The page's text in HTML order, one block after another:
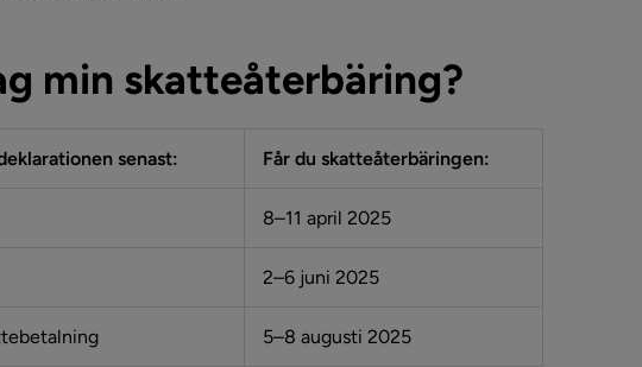
min skatteåterbäring?
senast: Får du skatteåterbäringen:
8–11 april 2025
2–6 juni 2025
5–8 augusti 2025